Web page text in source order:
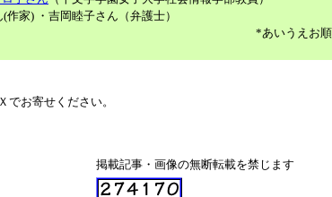
家) ・吉岡睦子さん（弁護士）
*あいうえお順
でお寄せください。
掲載記事・画像の無断転載を禁じます